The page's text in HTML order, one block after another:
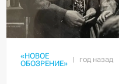
«НОВОЕ
ОБОЗРЕНИЕ»